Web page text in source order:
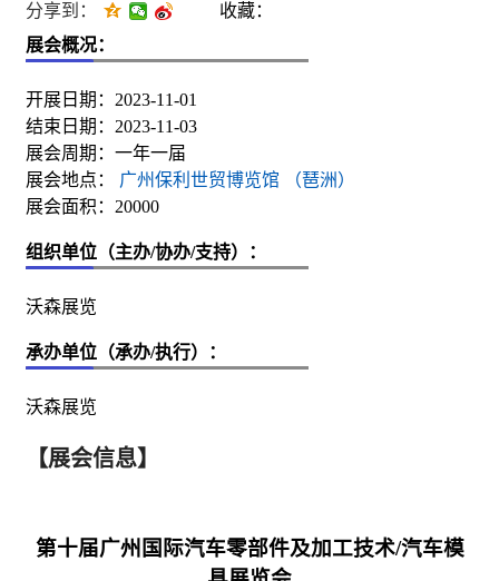
分享到：
收藏：
展会概况：
开展日期：2023-11-01
结束日期：2023-11-03
展会周期：一年一届
展会地点：
广州保利世贸博览馆 （琶洲）
展会面积：20000
组织单位（主办/协办/支持）：
沃森展览
承办单位（承办/执行）：
沃森展览
【展会信息】
第十届广州国际汽车零部件及加工技术/汽车模